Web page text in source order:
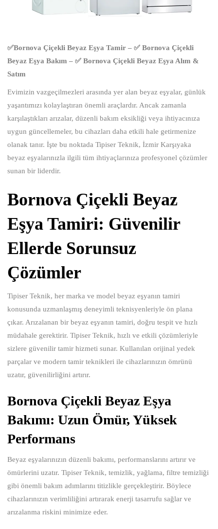
✅Bornova Çiçekli Beyaz Eşya Tamir – ✅ Bornova Çiçekli
Beyaz Eşya Bakım – ✅ Bornova Çiçekli Beyaz Eşya Alım &
Satım
Evimizin vazgeçilmezleri arasında yer alan beyaz eşyalar, günlük
yaşantımızı kolaylaştıran önemli araçlardır. Ancak zamanla
karşılaştıkları arızalar, düzenli bakım eksikliği veya ihtiyacınıza
uygun güncellemeler, bu cihazları daha etkili hale getirmenize
olanak tanır. İşte bu noktada Tipiser Teknik, İzmir Karşıyaka
beyaz eşyalarınızla ilgili tüm ihtiyaçlarınıza profesyonel çözümler
sunan bir liderdir.
Bornova Çiçekli Beyaz
Eşya Tamiri: Güvenilir
Ellerde Sorunsuz
Çözümler
Tipiser Teknik, her marka ve model beyaz eşyanın tamiri
konusunda uzmanlaşmış deneyimli teknisyenleriyle ön plana
çıkar. Arızalanan bir beyaz eşyanın tamiri, doğru tespit ve hızlı
müdahale gerektirir. Tipiser Teknik, hızlı ve etkili çözümleriyle
sizlere güvenilir tamir hizmeti sunar. Kullanılan orijinal yedek
parçalar ve modern tamir teknikleri ile cihazlarınızın ömrünü
uzatır, güvenilirliğini artırır.
Bornova Çiçekli Beyaz Eşya
Bakımı: Uzun Ömür, Yüksek
Performans
Beyaz eşyalarınızın düzenli bakımı, performanslarını artırır ve
ömürlerini uzatır. Tipiser Teknik, temizlik, yağlama, filtre temizliği
gibi önemli bakım adımlarını titizlikle gerçekleştirir. Böylece
cihazlarınızın verimliliğini artırarak enerji tasarrufu sağlar ve
arızalanma riskini minimize eder.